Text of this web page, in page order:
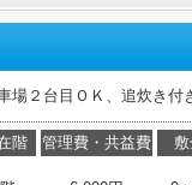
場２台目ＯＫ、追炊き付
階 管理費・共益費